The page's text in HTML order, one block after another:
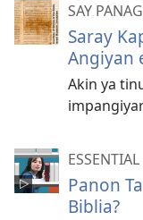
SAY
Saray
Angiyan
Akin ya
Panon
Biblia?